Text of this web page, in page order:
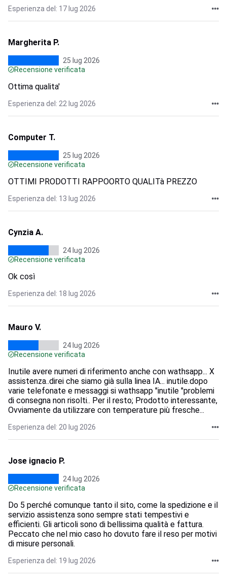
Esperienza del: 17 lug 2026
Margherita P.
25 lug 2026
Recensione verificata
Ottima qualita'
Esperienza del: 22 lug 2026
Computer T.
25 lug 2026
Recensione verificata
OTTIMI PRODOTTI RAPPOORTO QUALITà PREZZO
Esperienza del: 13 lug 2026
Cynzia A.
24 lug 2026
Recensione verificata
Ok così
Esperienza del: 18 lug 2026
Mauro V.
24 lug 2026
Recensione verificata
Inutile avere numeri di riferimento anche con wathsapp... X
assistenza..direi che siamo già sulla linea IA... inutile.dopo
varie telefonate e messaggi si wathsapp "inutile "problemi
di consegna non risolti.. Per il resto; Prodotto interessante,
Ovviamente da utilizzare con temperature più fresche...
Esperienza del: 20 lug 2026
Jose ignacio P.
24 lug 2026
Recensione verificata
Do 5 perché comunque tanto il sito, come la spedizione e il
servizio assistenza sono sempre stati tempestivi e
efficienti. Gli articoli sono di bellissima qualità e fattura.
Peccato che nel mio caso ho dovuto fare il reso per motivi
di misure personali.
Esperienza del: 19 lug 2026